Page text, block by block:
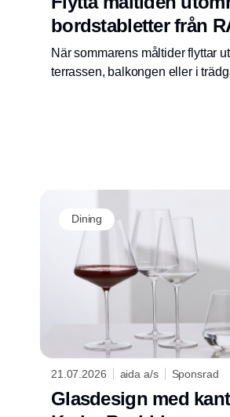
bordstabletter från
När sommarens måltider flyttar
terrassen, balkongen eller i
Dining
21.07.2026 aida a/s Sponsrad
Glasdesign med